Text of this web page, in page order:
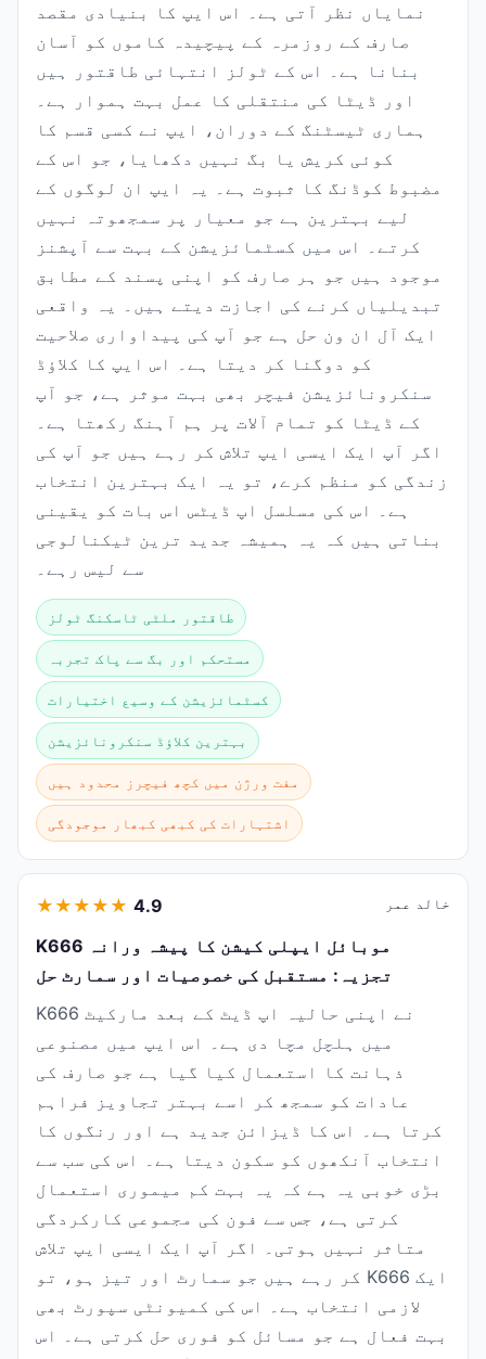
نمایاں نظر آتی ہے۔ اس ایپ کا بنیادی مقصد
صارف کے روزمرہ کے پیچیدہ کاموں کو آسان
بنانا ہے۔ اس کے ٹولز انتہائی طاقتور ہیں
اور ڈیٹا کی منتقلی کا عمل بہت ہموار ہے۔
ہماری ٹیسٹنگ کے دوران، ایپ نے کسی قسم کا
کوئی کریش یا بگ نہیں دکھایا، جو اس کے
مضبوط کوڈنگ کا ثبوت ہے۔ یہ ایپ ان لوگوں کے
لیے بہترین ہے جو معیار پر سمجھوتہ نہیں
کرتے۔ اس میں کسٹمائزیشن کے بہت سے آپشنز
موجود ہیں جو ہر صارف کو اپنی پسند کے مطابق
تبدیلیاں کرنے کی اجازت دیتے ہیں۔ یہ واقعی
ایک آل ان ون حل ہے جو آپ کی پیداواری صلاحیت
کو دوگنا کر دیتا ہے۔ اس ایپ کا کلاؤڈ
سنکرونائزیشن فیچر بھی بہت موثر ہے، جو آپ
کے ڈیٹا کو تمام آلات پر ہم آہنگ رکھتا ہے۔
اگر آپ ایک ایسی ایپ تلاش کر رہے ہیں جو آپ کی
زندگی کو منظم کرے، تو یہ ایک بہترین انتخاب
ہے۔ اس کی مسلسل اپ ڈیٹس اس بات کو یقینی
بناتی ہیں کہ یہ ہمیشہ جدید ترین ٹیکنالوجی
سے لیس رہے۔
طاقتور ملٹی ٹاسکنگ ٹولز
مستحکم اور بگ سے پاک تجربہ
کسٹمائزیشن کے وسیع اختیارات
بہترین کلاؤڈ سنکرونائزیشن
مفت ورژن میں کچھ فیچرز محدود ہیں
اشتہارات کی کبھی کبھار موجودگی
★ ★ ★ ★ ★ 4.9 خالد عمر
K666 موبائل ایپلی کیشن کا پیشہ ورانہ
تجزیہ: مستقبل کی خصوصیات اور سمارٹ حل
K666 نے اپنی حالیہ اپ ڈیٹ کے بعد مارکیٹ
میں ہلچل مچا دی ہے۔ اس ایپ میں مصنوعی
ذہانت کا استعمال کیا گیا ہے جو صارف کی
عادات کو سمجھ کر اسے بہتر تجاویز فراہم
کرتا ہے۔ اس کا ڈیزائن جدید ہے اور رنگوں کا
انتخاب آنکھوں کو سکون دیتا ہے۔ اس کی سب سے
بڑی خوبی یہ ہے کہ یہ بہت کم میموری استعمال
کرتی ہے، جس سے فون کی مجموعی کارکردگی
متاثر نہیں ہوتی۔ اگر آپ ایک ایسی ایپ تلاش
کر رہے ہیں جو سمارٹ اور تیز ہو، تو K666 ایک
لازمی انتخاب ہے۔ اس کی کمیونٹی سپورٹ بھی
بہت فعال ہے جو مسائل کو فوری حل کرتی ہے۔ اس